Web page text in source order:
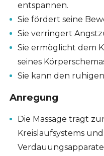
entspannen.
Sie fördert seine
Sie verringert
Sie ermöglicht dem
seines
Sie kann den
Anregung
Die Massage trägt
Kreislaufsystems